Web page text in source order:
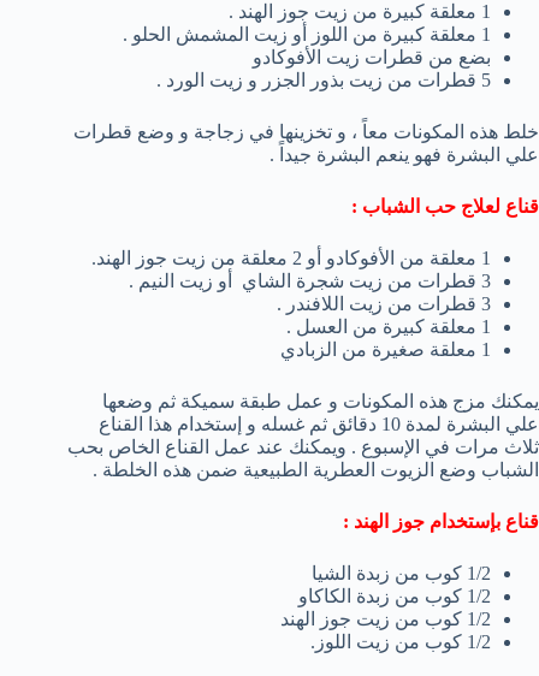
1 معلقة كبيرة من زيت جوز الهند .
1 معلقة كبيرة من اللوز أو زيت المشمش الحلو .
بضع من قطرات زيت الأفوكادو
5 قطرات من زيت بذور الجزر و زيت الورد .
خلط هذه المكونات معاً ، و تخزينها في زجاجة و وضع قطرات
علي البشرة فهو ينعم البشرة جيداً .
قناع لعلاج حب الشباب :
1 معلقة من الأفوكادو أو 2 معلقة من زيت جوز الهند.
3 قطرات من زيت شجرة الشاي أو زيت النيم .
3 قطرات من زيت اللافندر .
1 معلقة كبيرة من العسل .
1 معلقة صغيرة من الزبادي
يمكنك مزج هذه المكونات و عمل طبقة سميكة ثم وضعها
علي البشرة لمدة 10 دقائق ثم غسله و إستخدام هذا القناع
ثلاث مرات في الإسبوع . ويمكنك عند عمل القناع الخاص بحب
الشباب وضع الزيوت العطرية الطبيعية ضمن هذه الخلطة .
قناع بإستخدام جوز الهند :
1/2 كوب من زبدة الشيا
1/2 كوب من زبدة الكاكاو
1/2 كوب من زيت جوز الهند
1/2 كوب من زيت اللوز.